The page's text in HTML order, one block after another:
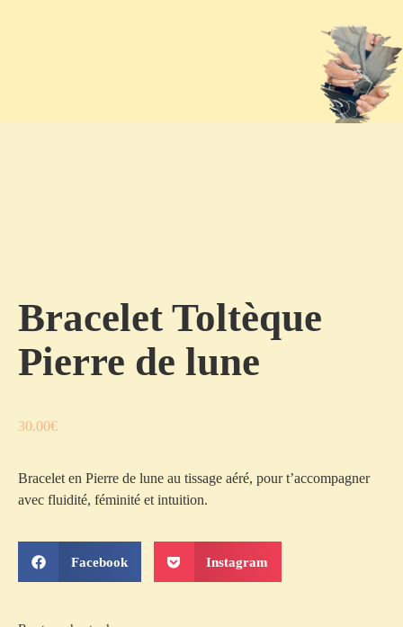
Bracelet Toltèque
Pierre de lune
30.00€
Bracelet en Pierre de lune au tissage aéré, pour t’accompagner
avec fluidité, féminité et intuition.
Facebook Instagram